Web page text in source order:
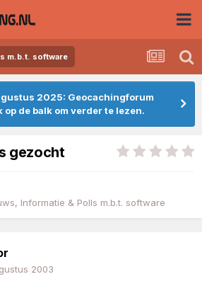
m.b.t. software
2025: Geocachingforum
op de balk om verder te lezen.
gezocht
Informatie & Polls m.b.t. software
2003